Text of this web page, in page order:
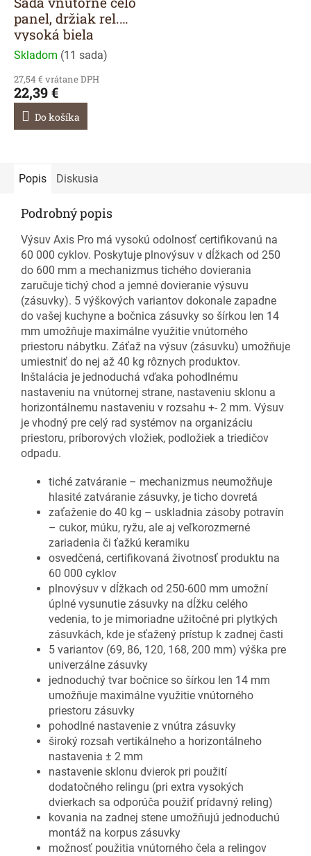
panel, držiak rel.
vysoká biela
Skladom (11 sada)
27,54 € vrátane DPH
22,39 €
Do košíka
Popis Diskusia
Podrobný popis
Výsuv Axis Pro má vysokú odolnosť certifikovanú na
60 000 cyklov. Poskytuje plnovýsuv v dĺžkach od 250
do 600 mm a mechanizmus tichého dovierania
zaručuje tichý chod a jemné dovieranie výsuvu
(zásuvky). 5 výškových variantov dokonale zapadne
do vašej kuchyne a bočnica zásuvky so šírkou len 14
mm umožňuje maximálne využitie vnútorného
priestoru nábytku. Záťaž na výsuv (zásuvku) umožňuje
umiestniť do nej až 40 kg rôznych produktov.
Inštalácia je jednoduchá vďaka pohodlnému
nastaveniu na vnútornej strane, nastaveniu sklonu a
horizontálnemu nastaveniu v rozsahu +- 2 mm. Výsuv
je vhodný pre celý rad systémov na organizáciu
priestoru, príborových vložiek, podložiek a triedičov
odpadu.
tiché zatváranie – mechanizmus neumožňuje
hlasité zatváranie zásuvky, je ticho dovretá
zaťaženie do 40 kg – uskladnia zásoby potravín
– cukor, múku, ryžu, ale aj veľkorozmerné
zariadenia či ťažkú keramiku
osvedčená, certifikovaná životnosť produktu na
60 000 cyklov
plnovýsuv v dĺžkach od 250-600 mm umožní
úplné vysunutie zásuvky na dĺžku celého
vedenia, to je mimoriadne užitočné pri plytkých
zásuvkách, kde je sťažený prístup k zadnej časti
5 variantov (69, 86, 120, 168, 200 mm) výška pre
univerzálne zásuvky
jednoduchý tvar bočnice so šírkou len 14 mm
umožňuje maximálne využitie vnútorného
priestoru zásuvky
pohodlné nastavenie z vnútra zásuvky
široký rozsah vertikálneho a horizontálneho
nastavenia ± 2 mm
nastavenie sklonu dvierok pri použití
dodatočného relingu (pri extra vysokých
dvierkach sa odporúča použiť prídavný reling)
kovania na zadnej stene umožňujú jednoduchú
montáž na korpus zásuvky
možnosť použitia vnútorného čela a relingov